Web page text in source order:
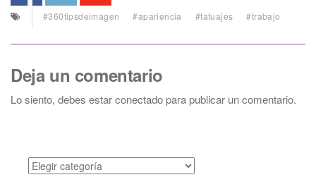
#360tipsdeimagen #apariencia #tatuajes #trabajo
Deja un comentario
Lo siento, debes estarconectadopara publicar un comentario.
Categories